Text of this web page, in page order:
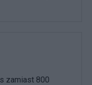
zamiast 800